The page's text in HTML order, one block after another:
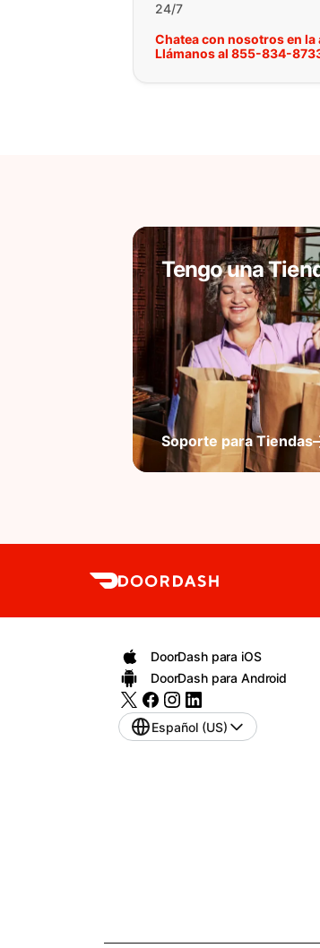
24/7
Chatea con nosotros en la
Llámanos al 855-834-
Tengo una
Soporte para Tiendas
DoorDash para iOS
DoorDash para Android
Español (US)